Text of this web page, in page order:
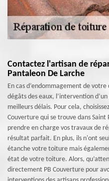
Contactez l'artisan de
Pantaleon De Larche
En cas d’endommagement de
dégâts des eaux, l’intervention
meilleurs délais. Pour cela,
Couverture qui se trouve dans
prendre en charge vos travaux de
résultat parfait. En plus, ils n'ont
étanche votre toiture mais
état de votre toiture. Alors,
directement PB Couverture pour